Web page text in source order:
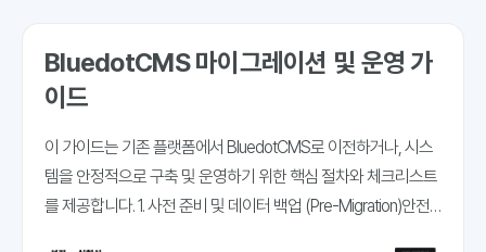
BluedotCMS 마이그레이션 및 운영 가
이드
이 가이드는 기존 플랫폼에서 BluedotCMS로 이전하거나, 시스
템을 안정적으로 구축 및 운영하기 위한 핵심 절차와 체크리스트
를 제공합니다. 1. 사전 준비 및 데이터 백업 (Pre-Migration)안전